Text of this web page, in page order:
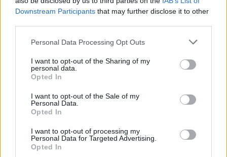
Downstream Participants that may further disclose it to other
Personal Data Processing Opt Outs
I want to opt-out of the Sharing of my
personal data.
Opted In
I want to opt-out of the Sale of my
Personal Data.
Opted In
I want to opt-out of processing my
Personal Data for Targeted Advertising.
Opted In
solo la Story Mode, ma anche le modalità secondarie:
BabeleColosseum, adesso selezionabili sin da
subito dal menù principale.
Le due modalità vantano sia livelli del tutto inediti
è ora possibile sfidare online altri giocatori o giocare
in cooperativa con un amico.